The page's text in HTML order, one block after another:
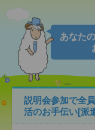
あなた
説明会参加で全
活のお手伝い[派